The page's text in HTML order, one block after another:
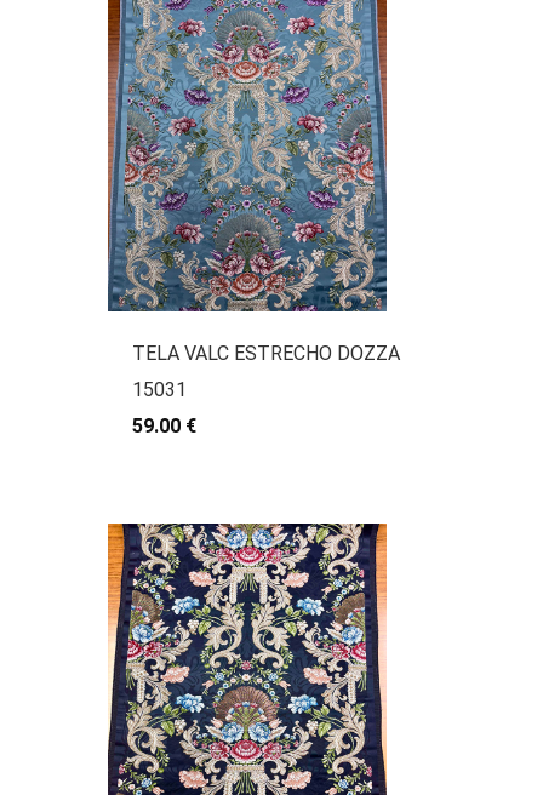
TELA VALC ESTRECHO DOZZA
15031
59.00 €